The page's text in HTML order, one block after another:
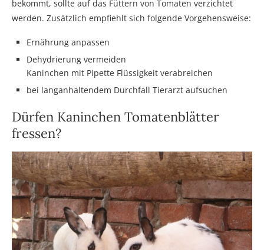
bekommt, sollte auf das Füttern von Tomaten verzichtet
werden. Zusätzlich empfiehlt sich folgende Vorgehensweise:
Ernährung anpassen
Dehydrierung vermeiden
Kaninchen mit Pipette Flüssigkeit verabreichen
bei langanhaltendem Durchfall Tierarzt aufsuchen
Dürfen Kaninchen Tomatenblätter
fressen?